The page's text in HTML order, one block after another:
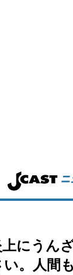
上にうん
。人間